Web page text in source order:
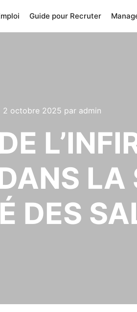
Guide pour Recruter
2 octobre 2025 par admin
DES